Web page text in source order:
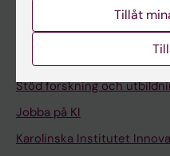
Kontakta och besök KI
Universitetsbiblioteket
Stöd forskning och
Jobba på KI
Karolinska Institutet
Tillåt